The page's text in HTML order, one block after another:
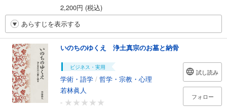
2,200円 (税込)
あらすじを表示する
いのちのゆくえ 浄土真宗のお墓と納骨
ビジネス・実用
学術・語学 / 哲学・宗教・心理
若林眞人
-
試し読み
フォロー